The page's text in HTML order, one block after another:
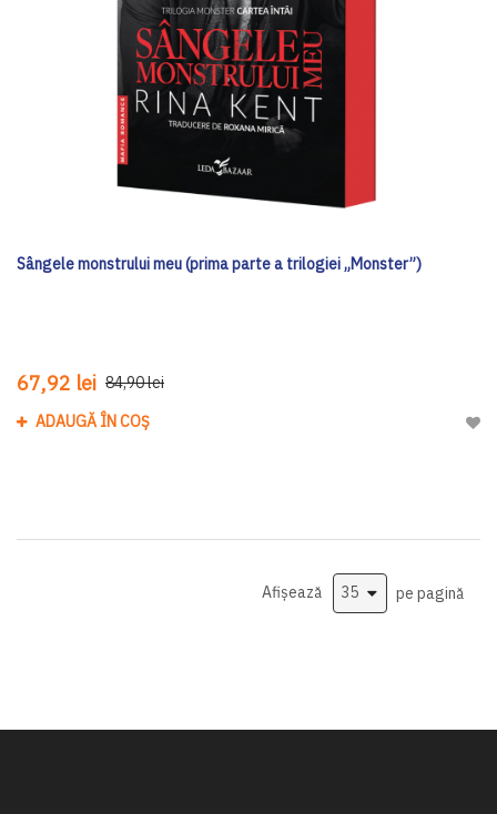
Sângele monstrului meu (prima parte a trilogiei „Monster”)
67,92 lei 84,90 lei
ADAUGĂ ÎN COȘ
Afișează pe pagină